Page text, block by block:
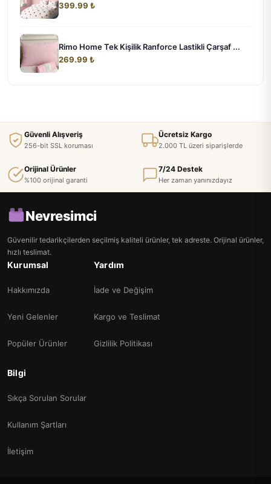
399.99 ₺
Rimo Home Tek Kişilik Ranforce Lastikli Çarşaf ...
269.99 ₺
Güvenli Alışveriş
256-bit SSL koruması
Ücretsiz Kargo
2.000 TL üzeri siparişlerde
Orijinal Ürünler
%100 orijinal garanti
7/24 Destek
Her zaman yanınızdayız
Nevresimci
Güvenilir tedarikçilerden seçilmiş kaliteli ürünler, tek adreste. Orijinal ürünler,
hızlı teslimat.
Kurumsal
Hakkımızda
Yeni Gelenler
Popüler Ürünler
Yardım
İade ve Değişim
Kargo ve Teslimat
Gizlilik Politikası
Bilgi
Sıkça Sorulan Sorular
Kullanım Şartları
İletişim